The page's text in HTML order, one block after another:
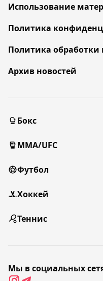
Использование
Политика
Политика
Архив новостей
Бокс
MMA/UFC
Футбол
Хоккей
Теннис
Мы в социальных